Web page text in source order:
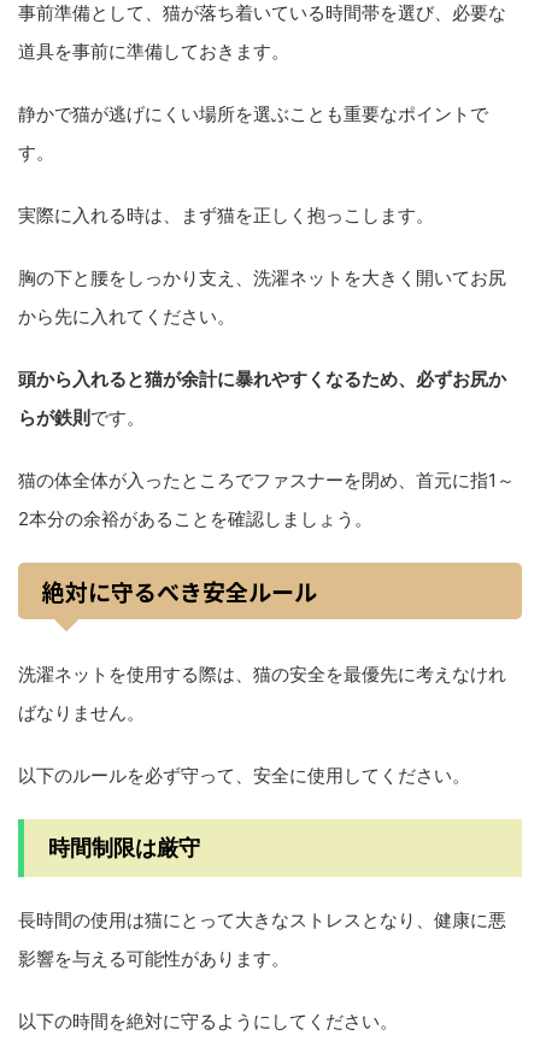
事前準備として、猫が落ち着いている時間帯を選び、必要な
道具を事前に準備しておきます。
静かで猫が逃げにくい場所を選ぶことも重要なポイントで
す。
実際に入れる時は、まず猫を正しく抱っこします。
胸の下と腰をしっかり支え、洗濯ネットを大きく開いてお尻
から先に入れてください。
頭から入れると猫が余計に暴れやすくなるため、必ずお尻か
らが鉄則 です。
猫の体全体が入ったところでファスナーを閉め、首元に指1～
2本分の余裕があることを確認しましょう。
絶対に守るべき安全ルール
洗濯ネットを使用する際は、猫の安全を最優先に考えなけれ
ばなりません。
以下のルールを必ず守って、安全に使用してください。
時間制限は厳守
長時間の使用は猫にとって大きなストレスとなり、健康に悪
影響を与える可能性があります。
以下の時間を絶対に守るようにしてください。